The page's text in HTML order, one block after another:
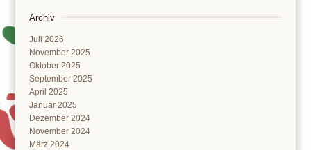
Archiv
Juli 2026
November 2025
Oktober 2025
September 2025
April 2025
Januar 2025
Dezember 2024
November 2024
März 2024